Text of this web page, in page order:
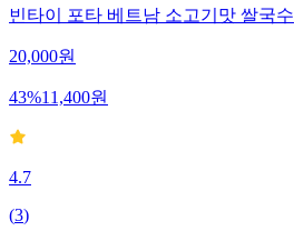
빈타이 포타 베트남 소고기맛 쌀국수
20,000원
43%11,400원
4.7
(3)